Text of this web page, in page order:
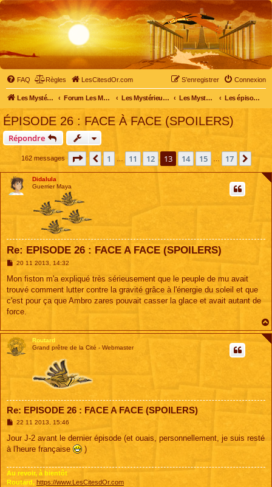
FAQ Règles LesCitesdOr.com Connexion
S’enregistrer
Les Mystérieuses Cités d'Or - LesCitesdOr.com Forum Les Mystérieuses Cités d'Or Les Mystérieuses Cités d'Or Les Mystérieuses Cités d'Or : saison 2 (2013) Les épisodes de la saison 2
ÉPISODE 26 : FACE À FACE (SPOILERS)
Répondre
162 messages Page 13 sur 17
Précédente
1 11 12 13 14 15 17
Didalula
Guerrier Maya
Re: EPISODE 26 : FACE A FACE (SPOILERS)
M
s
a
g
20 11 2013, 14:32
Mon fiston m'a expliqué très sérieusement que le peuple de mu avait
trouvé comment lutter contre la gravité grâce à l'énergie du soleil et que
c'est pour ça que Ambro zares pouvait casser la glace et avait autant de
force.
Routard
Grand prêtre de la Cité - Webmaster
Re: EPISODE 26 : FACE A FACE (SPOILERS)
M
s
a
22 11 2013, 15:46
Jour J-2 avant le dernier épisode (et ouais, personnellement, je suis resté
à l'heure française
)
Au revoir, à bientôt
Routard, https://www.LesCitesdOr.com